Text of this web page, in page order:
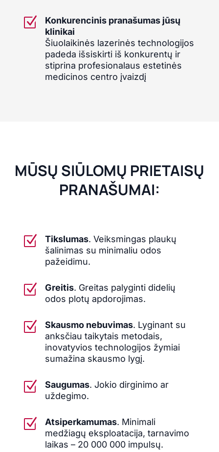
Z
Konkurencinis pranašumas jūsų
klinikai
Šiuolaikinės lazerinės technologijos
padeda išsiskirti iš konkurentų ir
stiprina profesionalaus estetinės
medicinos centro įvaizdį
MŪSŲ SIŪLOMŲ PRIETAISŲ
PRANAŠUMAI:
Z Tikslumas. Veiksmingas plaukų
šalinimas su minimaliu odos
pažeidimu.
Z Greitis. Greitas palyginti didelių
odos plotų apdorojimas.
Z Skausmo nebuvimas. Lyginant su
anksčiau taikytais metodais,
inovatyvios technologijos žymiai
sumažina skausmo lygį.
Z Saugumas. Jokio dirginimo ar
uždegimo.
Z Atsiperkamumas. Minimali
medžiagų eksploatacija, tarnavimo
laikas – 20 000 000 impulsų.